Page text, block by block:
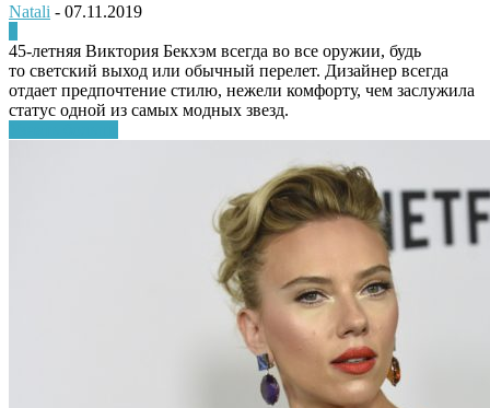
Natali - 07.11.2019
45-летняя Виктория Бекхэм всегда во все оружии, будь
то светский выход или обычный перелет. Дизайнер всегда
отдает предпочтение стилю, нежели комфорту, чем заслужила
статус одной из самых модных звезд.